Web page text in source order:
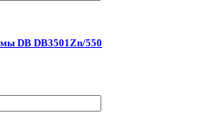
DB DB3501Zn/550